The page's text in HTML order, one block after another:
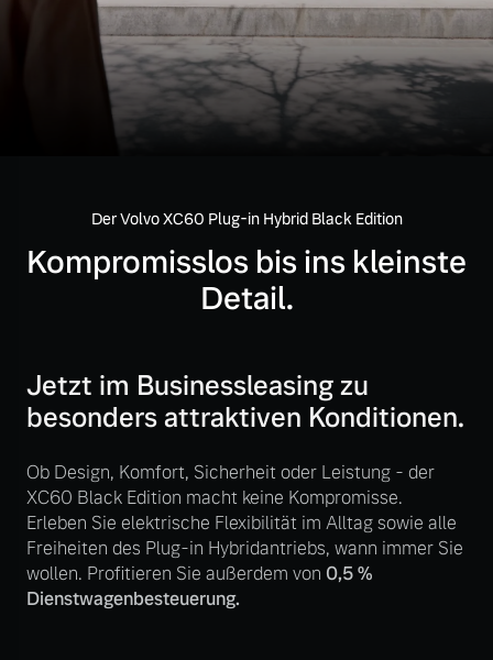
Mild-Hybrid
4 Modelle
Geschäftskunden
Editionsmodelle
Angebot anfragen
Fahrzeug konfigurieren
Sofort verfügbare Fahrzeuge
Volvo Gebrauchtwagenbörse
Gebrauchtwagen
Aktuelle Zubehörangebote
Zubehörkatalog
Service by Volvo
Sie erhalten bei uns eine
Vielzahl von Original
Volvo Winter- und
Sommer Kompletträder.
Bitte sprechen Sie uns
direkt an.
Kontakt und Anfahrt
Karriere
Der Volvo XC60 Plug-in Hybrid Black Edition
Kompromisslos bis ins kleinste
Detail.
Jetzt im Businessleasing zu
besonders attraktiven Konditionen.
Ob Design, Komfort, Sicherheit oder Leistung - der
XC60 Black Edition macht keine Kompromisse.
Erleben Sie elektrische Flexibilität im Alltag sowie alle
Freiheiten des Plug-in Hybridantriebs, wann immer Sie
wollen. Profitieren Sie außerdem von 0,5 %
Dienstwagenbesteuerung.